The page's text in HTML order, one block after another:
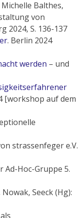
Balthes,
von
2024, S. 136-137
. Berlin 2024
werden – und
[workshop auf dem
strassenfeger e.V.
Hoc-Gruppe 5.
Seeck (Hg):